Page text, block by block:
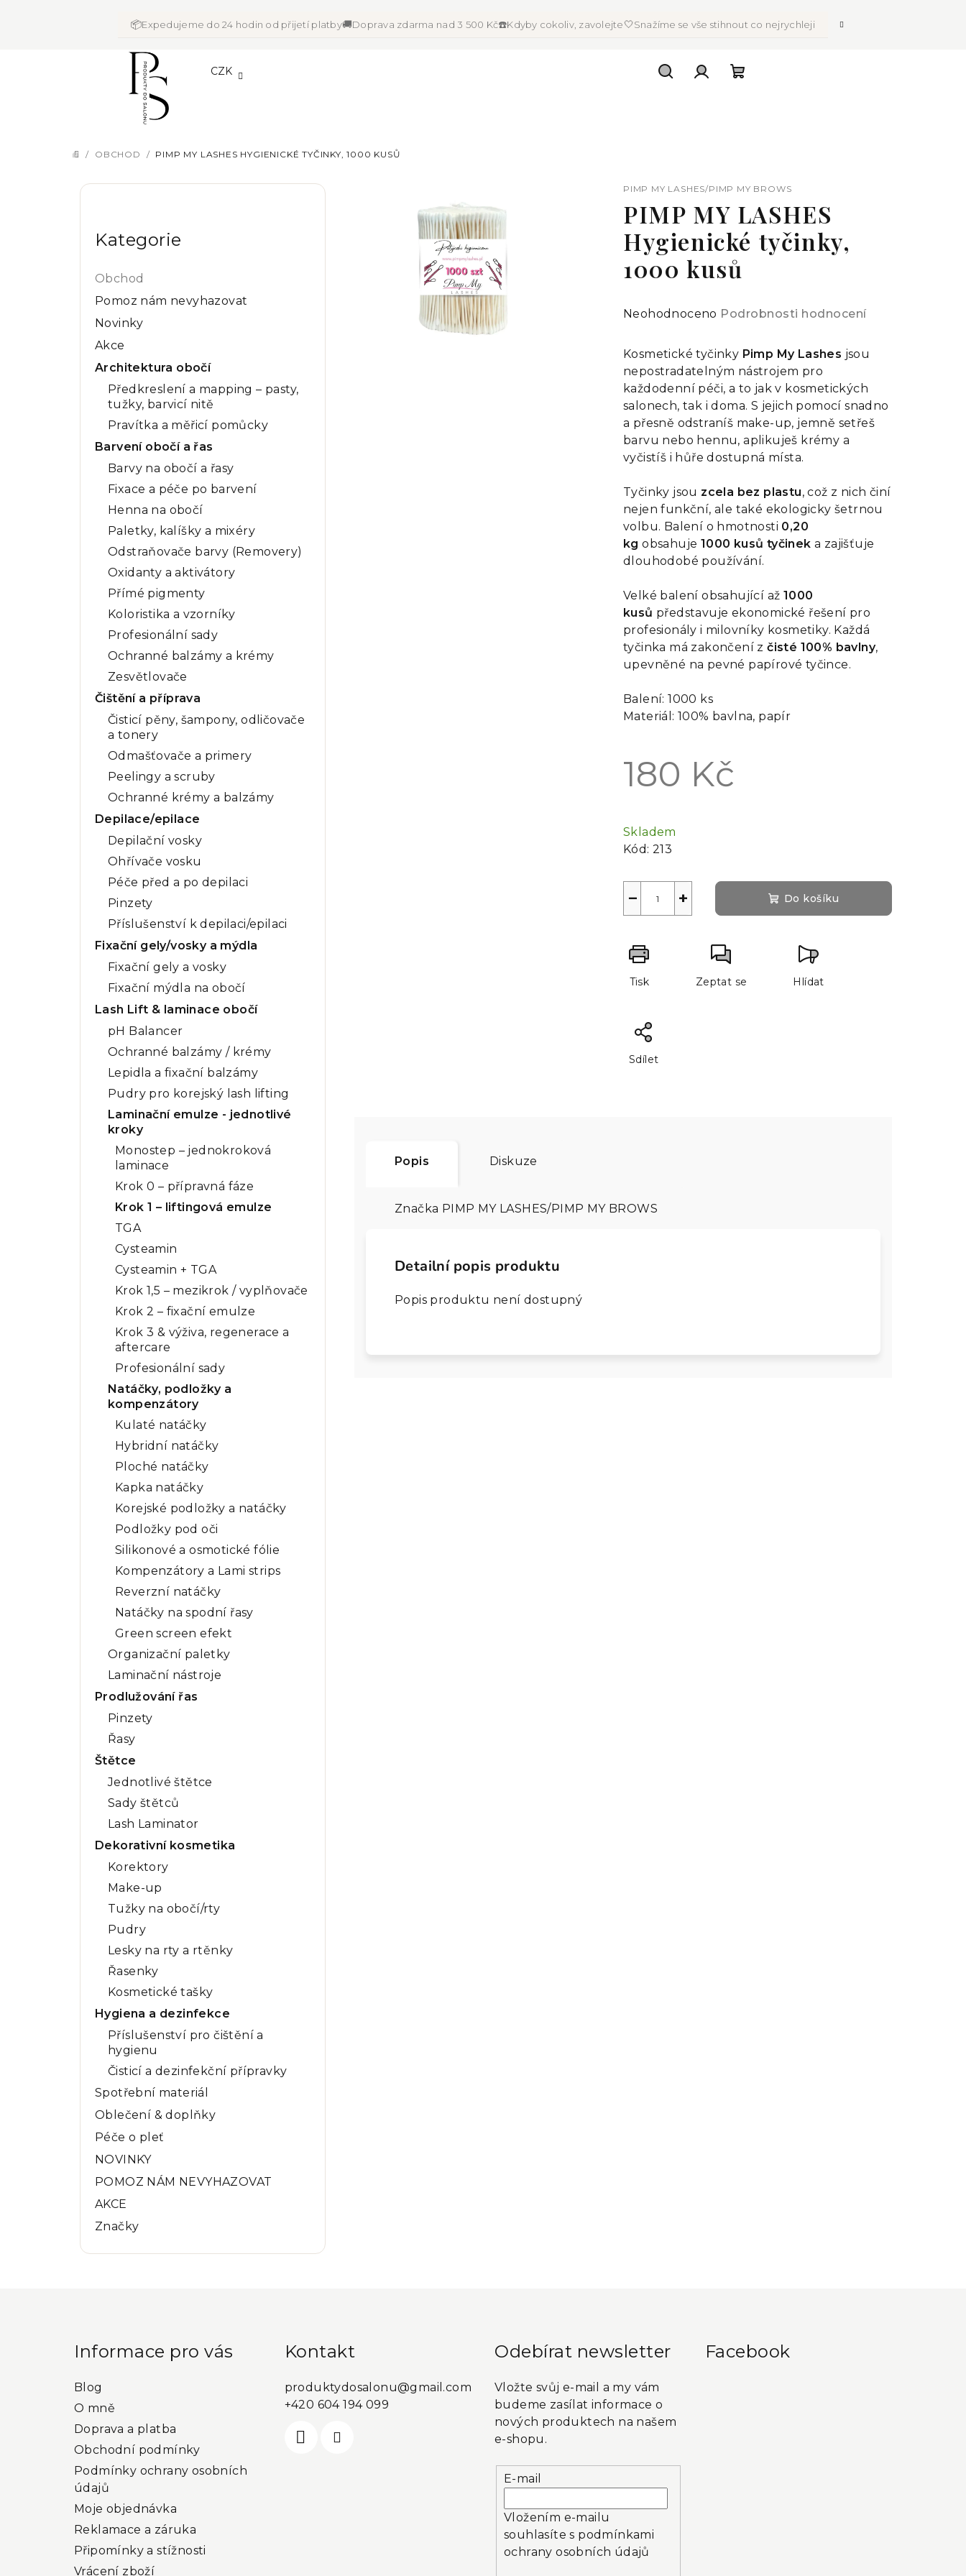
📦Expedujeme do 24 hodin od přijetí platby🚚Doprava zdarma nad 3 500 Kč☎️Kdyby cokoliv, zavolejte🤍Snažíme se vše stihnout co nejrychleji
CZK
DOMŮ
/ OBCHOD / PIMP MY LASHES HYGIENICKÉ TYČINKY, 1000 KUSŮ
Kategorie
Obchod
Pomoz nám nevyhazovat
Novinky
Akce
Architektura obočí
Předkreslení a mapping – pasty,
tužky, barvicí nitě
Pravítka a měřicí pomůcky
Barvení obočí a řas
Barvy na obočí a řasy
Fixace a péče po barvení
Henna na obočí
Paletky, kalíšky a mixéry
Odstraňovače barvy (Removery)
Oxidanty a aktivátory
Přímé pigmenty
Koloristika a vzorníky
Profesionální sady
Ochranné balzámy a krémy
Zesvětlovače
Čištění a příprava
Čisticí pěny, šampony, odličovače
a tonery
Odmašťovače a primery
Peelingy a scruby
Ochranné krémy a balzámy
Depilace/epilace
Depilační vosky
Ohřívače vosku
Péče před a po depilaci
Pinzety
Příslušenství k depilaci/epilaci
Fixační gely/vosky a mýdla
Fixační gely a vosky
Fixační mýdla na obočí
Lash Lift & laminace obočí
pH Balancer
Ochranné balzámy / krémy
Lepidla a fixační balzámy
Pudry pro korejský lash lifting
Laminační emulze - jednotlivé
kroky
Monostep – jednokroková
laminace
Krok 0 – přípravná fáze
Krok 1 – liftingová emulze
TGA
Cysteamin
Cysteamin + TGA
Krok 1,5 – mezikrok / vyplňovače
Krok 2 – fixační emulze
Krok 3 & výživa, regenerace a
aftercare
Profesionální sady
Natáčky, podložky a
kompenzátory
Kulaté natáčky
Hybridní natáčky
Ploché natáčky
Kapka natáčky
Korejské podložky a natáčky
Podložky pod oči
Silikonové a osmotické fólie
Kompenzátory a Lami strips
Reverzní natáčky
Natáčky na spodní řasy
Green screen efekt
Organizační paletky
Laminační nástroje
Prodlužování řas
Pinzety
Řasy
Štětce
Jednotlivé štětce
Sady štětců
Lash Laminator
Dekorativní kosmetika
Korektory
Make-up
Tužky na obočí/rty
Pudry
Lesky na rty a rtěnky
Řasenky
Kosmetické tašky
Hygiena a dezinfekce
Příslušenství pro čištění a
hygienu
Čisticí a dezinfekční přípravky
Spotřební materiál
Oblečení & doplňky
Péče o pleť
NOVINKY
POMOZ NÁM NEVYHAZOVAT
AKCE
Značky
PIMP MY LASHES/PIMP MY BROWS
PIMP MY LASHES
Hygienické tyčinky,
1000 kusů
Průměrné
produktu
0,0
hvězdiček.
Neohodnoceno Podrobnosti hodnocení
Kosmetické tyčinky Pimp My Lashes jsou
nepostradatelným nástrojem pro
každodenní péči, a to jak v kosmetických
salonech, tak i doma. S jejich pomocí snadno
a přesně odstraníš make-up, jemně setřeš
barvu nebo hennu, aplikuješ krémy a
vyčistíš i hůře dostupná místa.
Tyčinky jsou zcela bez plastu, což z nich činí
nejen funkční, ale také ekologicky šetrnou
volbu. Balení o hmotnosti 0,20
kg obsahuje 1000 kusů tyčinek a zajišťuje
dlouhodobé používání.
Velké balení obsahující až 1000
kusů představuje ekonomické řešení pro
profesionály i milovníky kosmetiky. Každá
tyčinka má zakončení z čisté 100% bavlny,
upevněné na pevné papírové tyčince.
Balení: 1000 ks
Materiál:100% bavlna, papír
180 Kč
cena:
Skladem
Kód: 213
+
− Do košíku
Tisk Zeptat se Hlídat
Sdílet
Popis Diskuze
Značka PIMP MY LASHES/PIMP MY BROWS
Detailní popis produktu
Popis produktu není dostupný
Informace pro vás
Blog
O mně
Doprava a platba
Obchodní podmínky
Podmínky ochrany osobních
údajů
Moje objednávka
Reklamace a záruka
Připomínky a stížnosti
Vrácení zboží
Kontakt
produktydosalonu@gmail.com
+420 604 194 099
Odebírat newsletter
Vložte svůj e-mail a my vám
budeme zasílat informace o
nových produktech na našem
e-shopu.
E-mail
Vložením e-mailu
souhlasíte s podmínkami
ochrany osobních údajů
Facebook